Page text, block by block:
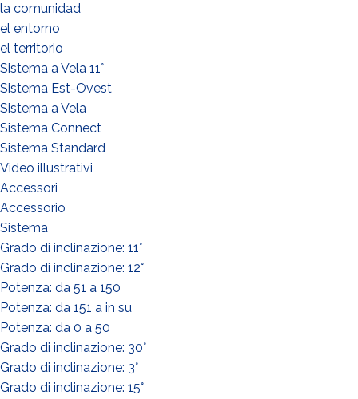
la comunidad
el entorno
el territorio
Sistema a Vela 11°
Sistema Est-Ovest
Sistema a Vela
Sistema Connect
Sistema Standard
Video illustrativi
Accessori
Accessorio
Sistema
Grado di inclinazione: 11°
Grado di inclinazione: 12°
Potenza: da 51 a 150
Potenza: da 151 a in su
Potenza: da 0 a 50
Grado di inclinazione: 30°
Grado di inclinazione: 3°
Grado di inclinazione: 15°